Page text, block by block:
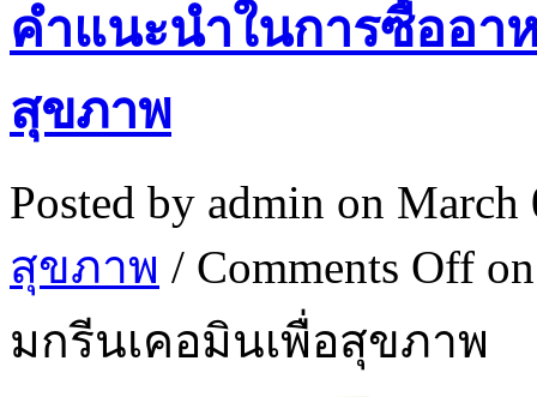
คำแนะนำในการซื้ออา
สุขภาพ
Posted by admin on March
สุขภาพ / Comments Off
มกรีนเคอมินเพื่อสุขภาพ